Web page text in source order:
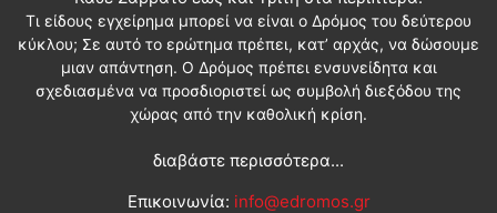
Τι είδους εγχείρημα μπορεί να είναι ο Δρόμος του δεύτερου
κύκλου; Σε αυτό το ερώτημα πρέπει, κατ’ αρχάς, να δώσουμε
μιαν απάντηση. Ο Δρόμος πρέπει ενσυνείδητα και
σχεδιασμένα να προσδιοριστεί ως συμβολή διεξόδου της
χώρας από την καθολική κρίση.
διαβάστε περισσότερα...
Επικοινωνία: info@edromos.gr